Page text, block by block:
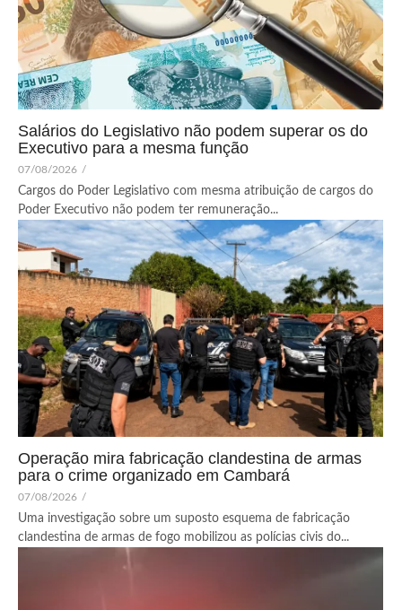
Salários do Legislativo não podem superar os do
Executivo para a mesma função
07/08/2026 /
Cargos do Poder Legislativo com mesma atribuição de cargos do
Poder Executivo não podem ter remuneração...
Operação mira fabricação clandestina de armas
para o crime organizado em Cambará
07/08/2026 /
Uma investigação sobre um suposto esquema de fabricação
clandestina de armas de fogo mobilizou as polícias civis do...